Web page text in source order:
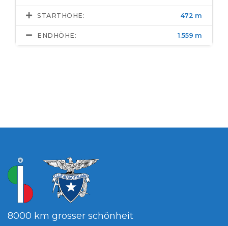
STARTHÖHE: 472 m
ENDHÖHE: 1.559 m
8000 km grosser schönheit